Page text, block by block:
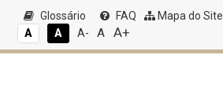
Glossário FAQ Mapa do Site
A
A A- A A+